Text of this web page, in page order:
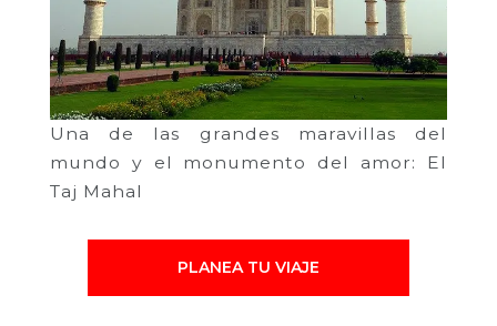
Una de las grandes maravillas del
mundo y el monumento del amor: El
Taj Mahal
PLANEA TU VIAJE